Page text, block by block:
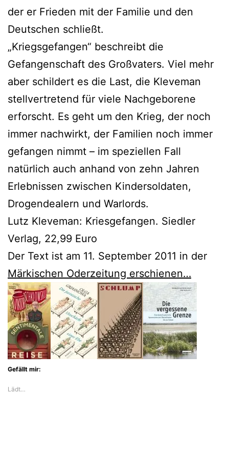
der er Frieden mit der Familie und den
Deutschen schließt.
„Kriegsgefangen“ beschreibt die
Gefangenschaft des Großvaters. Viel mehr
aber schildert es die Last, die Kleveman
stellvertretend für viele Nachgeborene
erforscht. Es geht um den Krieg, der noch
immer nachwirkt, der Familien noch immer
gefangen nimmt – im speziellen Fall
natürlich auch anhand von zehn Jahren
Erlebnissen zwischen Kindersoldaten,
Drogendealern und Warlords.
Lutz Kleveman: Kriesgefangen. Siedler
Verlag, 22,99 Euro
Der Text ist am 11. September 2011 in der
Märkischen Oderzeitung erschienen…
Gefällt mir:
Lädt…